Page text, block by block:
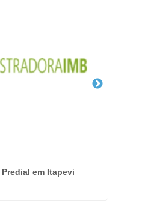
em Itapevi